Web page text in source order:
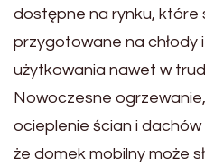
dostępne na rynku, które
przygotowane na chłody
użytkowania nawet w
Nowoczesne
ocieplenie ścian i
że domek mobilny może